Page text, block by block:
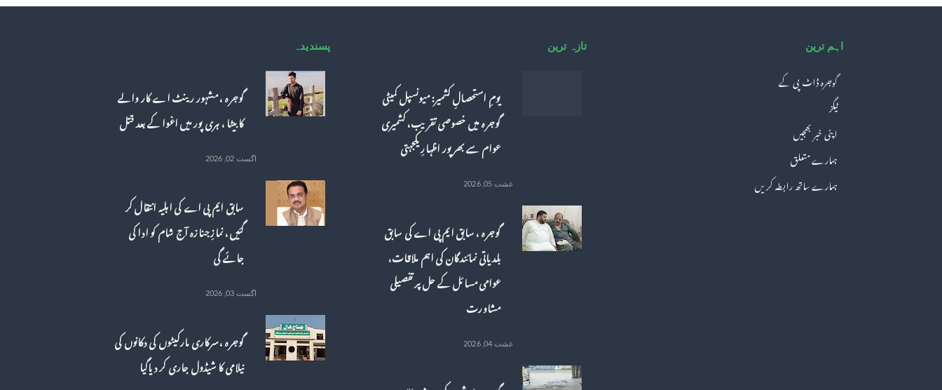
اہم ترین
گوجرہ ڈاٹ پی کے
ٹیگز
اپنی خبر بھجیں
ہمارے متعلق
ہمارے ساتھ رابطہ کریں
تازہ ترین
یومِ استحصالِ کشمیر: میونسپل کمیٹی
گوجرہ میں خصوصی تقریب، کشمیری
عوام سے بھرپور اظہارِ یکجہتی
غشت 05, 2026
گوجرہ ، سابق ایم پی اے کی سابق
بلدیاتی نمائندگان کی اہم ملاقات،
عوامی مسائل کے حل پر تفصیلی
مشاورت
غشت 04, 2026
پسندیدہ
گوجرہ ، مشہور رینٹ اے کار والے
کا بیٹا ، ہری پور میں اغوا کے بعد قتل
اگست 02, 2026
سابق ایم پی اے کی اہلیہ انتقال کر
گئیں، نمازِ جنازہ آج شام کو ادا کی
جائے گی
اگست 03, 2026
گوجرہ ، سرکاری مارکیٹوں کی دکانوں کی
نیلامی کا شیڈول جاری کر دیاگیا